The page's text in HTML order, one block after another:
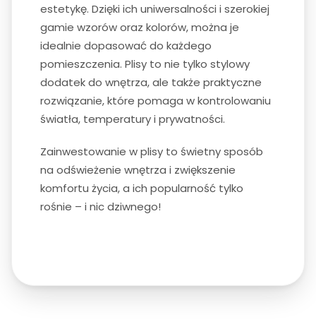
estetykę. Dzięki ich uniwersalności i szerokiej
gamie wzorów oraz kolorów, można je
idealnie dopasować do każdego
pomieszczenia. Plisy to nie tylko stylowy
dodatek do wnętrza, ale także praktyczne
rozwiązanie, które pomaga w kontrolowaniu
światła, temperatury i prywatności.
Zainwestowanie w plisy to świetny sposób
na odświeżenie wnętrza i zwiększenie
komfortu życia, a ich popularność tylko
rośnie – i nic dziwnego!